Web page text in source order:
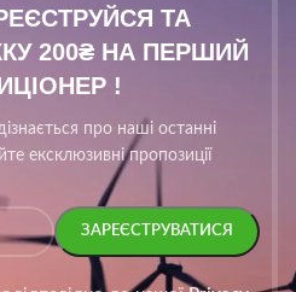
ТА
200₴ НА ПЕРШИЙ
!
про наші останні
ексклюзивні пропозиції